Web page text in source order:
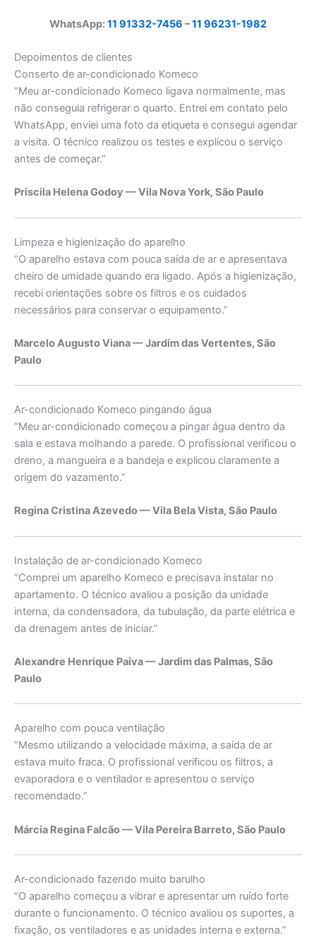
WhatsApp:11 91332-7456 –11 96231-1982
Depoimentos de clientes
Conserto de ar-condicionado Komeco
“Meu ar-condicionado Komeco ligava normalmente, mas
não conseguia refrigerar o quarto. Entrei em contato pelo
WhatsApp, enviei uma foto da etiqueta e consegui agendar
a visita. O técnico realizou os testes e explicou o serviço
antes de começar.”
Priscila Helena Godoy — Vila Nova York, São Paulo
Limpeza e higienização do aparelho
“O aparelho estava com pouca saída de ar e apresentava
cheiro de umidade quando era ligado. Após a higienização,
recebi orientações sobre os filtros e os cuidados
necessários para conservar o equipamento.”
Marcelo Augusto Viana — Jardim das Vertentes, São
Paulo
Ar-condicionado Komeco pingando água
“Meu ar-condicionado começou a pingar água dentro da
sala e estava molhando a parede. O profissional verificou o
dreno, a mangueira e a bandeja e explicou claramente a
origem do vazamento.”
Regina Cristina Azevedo — Vila Bela Vista, São Paulo
Instalação de ar-condicionado Komeco
“Comprei um aparelho Komeco e precisava instalar no
apartamento. O técnico avaliou a posição da unidade
interna, da condensadora, da tubulação, da parte elétrica e
da drenagem antes de iniciar.”
Alexandre Henrique Paiva — Jardim das Palmas, São
Paulo
Aparelho com pouca ventilação
“Mesmo utilizando a velocidade máxima, a saída de ar
estava muito fraca. O profissional verificou os filtros, a
evaporadora e o ventilador e apresentou o serviço
recomendado.”
Márcia Regina Falcão — Vila Pereira Barreto, São Paulo
Ar-condicionado fazendo muito barulho
“O aparelho começou a vibrar e apresentar um ruído forte
durante o funcionamento. O técnico avaliou os suportes, a
fixação, os ventiladores e as unidades interna e externa.”